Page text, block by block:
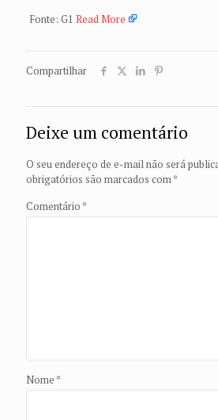
Fonte: G1 Read More
Compartilhar
Deixe um comentário
O seu endereço de e-mail não será
obrigatórios são marcados com*
Comentário *
Nome *